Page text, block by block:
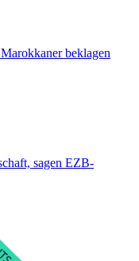
beklagen
sagen EZB-